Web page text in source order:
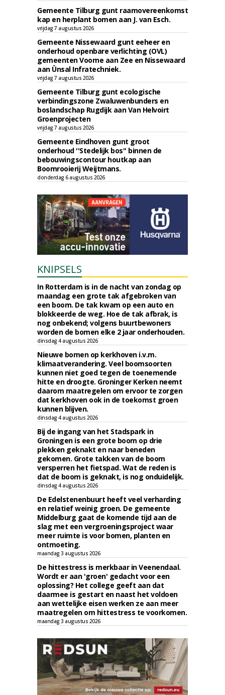
Gemeente Tilburg gunt raamovereenkomst
kap en herplant bomen aan J. van Esch.
vrijdag 7 augustus 2026
Gemeente Nissewaard gunt eeheer en
onderhoud openbare verlichting (OVL)
gemeenten Voorne aan Zee en Nissewaard
aan Ünsal Infratechniek.
vrijdag 7 augustus 2026
Gemeente Tilburg gunt ecologische
verbindingszone Zwaluwenbunders en
boslandschap Rugdijk aan Van Helvoirt
Groenprojecten
vrijdag 7 augustus 2026
Gemeente Eindhoven gunt groot
onderhoud ''Stedelijk bos'' binnen de
bebouwingscontour houtkap aan
Boomrooierij Weijtmans.
donderdag 6 augustus 2026
KNIPSELS
In Rotterdam is in de nacht van zondag op
maandag een grote tak afgebroken van
een boom. De tak kwam op een auto en
blokkeerde de weg. Hoe de tak afbrak, is
nog onbekend; volgens buurtbewoners
worden de bomen elke 2 jaar onderhouden.
dinsdag 4 augustus 2026
Nieuwe bomen op kerkhoven i.v.m.
klimaatverandering. Veel boomsoorten
kunnen niet goed tegen de toenemende
hitte en droogte. Groninger Kerken neemt
daarom maatregelen om ervoor te zorgen
dat kerkhoven ook in de toekomst groen
kunnen blijven.
dinsdag 4 augustus 2026
Bij de ingang van het Stadspark in
Groningen is een grote boom op drie
plekken geknakt en naar beneden
gekomen. Grote takken van de boom
versperren het fietspad. Wat de reden is
dat de boom is geknakt, is nog onduidelijk.
dinsdag 4 augustus 2026
De Edelstenenbuurt heeft veel verharding
en relatief weinig groen. De gemeente
Middelburg gaat de komende tijd aan de
slag met een vergroeningsproject waar
meer ruimte is voor bomen, planten en
ontmoeting.
maandag 3 augustus 2026
De hittestress is merkbaar in Veenendaal.
Wordt er aan 'groen' gedacht voor een
oplossing? Het college geeft aan dat
daarmee is gestart en naast het voldoen
aan wettelijke eisen werken ze aan meer
maatregelen om hittestress te voorkomen.
maandag 3 augustus 2026